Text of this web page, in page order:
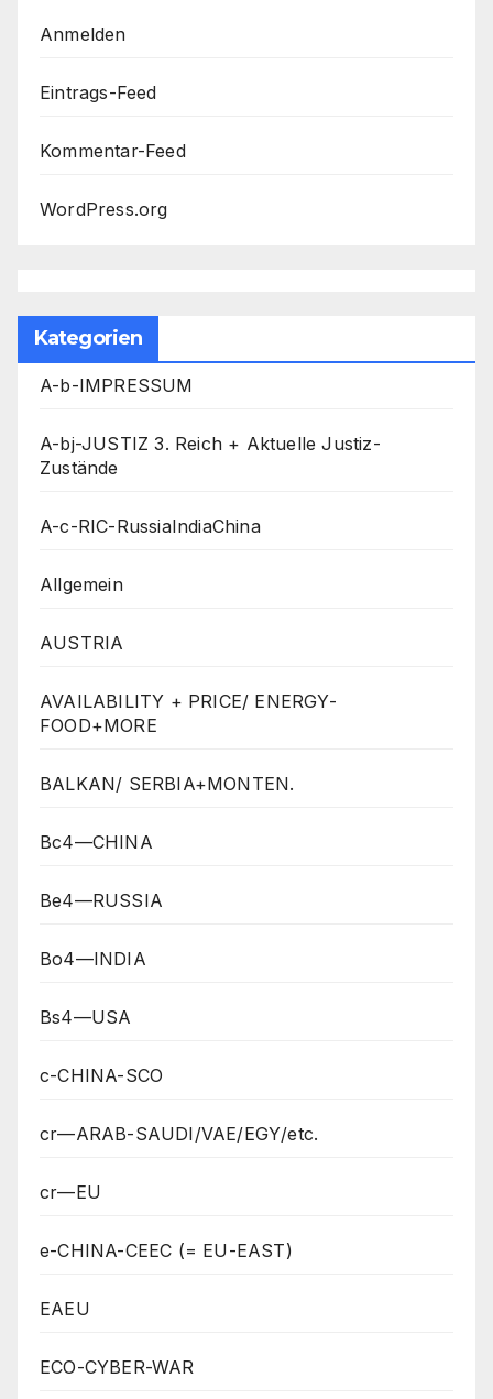
Anmelden
Eintrags-Feed
Kommentar-Feed
WordPress.org
Kategorien
A-b-IMPRESSUM
A-bj-JUSTIZ 3. Reich + Aktuelle Justiz-
Zustände
A-c-RIC-RussiaIndiaChina
Allgemein
AUSTRIA
AVAILABILITY + PRICE/ ENERGY-
FOOD+MORE
BALKAN/ SERBIA+MONTEN.
Bc4—CHINA
Be4—RUSSIA
Bo4—INDIA
Bs4—USA
c-CHINA-SCO
cr—ARAB-SAUDI/VAE/EGY/etc.
cr—EU
e-CHINA-CEEC (= EU-EAST)
EAEU
ECO-CYBER-WAR